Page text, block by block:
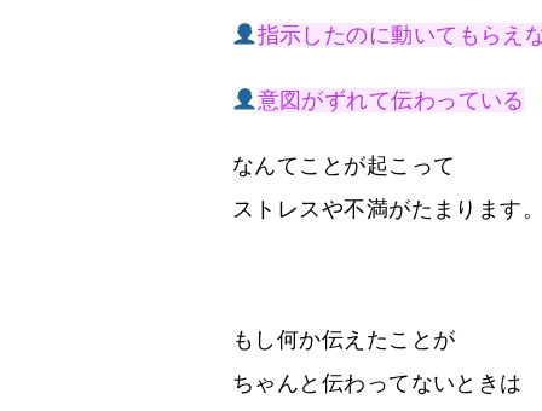
指示したのに動いてもらえ
意図がずれて伝わっている
なんてことが起こって
ストレスや不満がたまります。
もし何か伝えたことが
ちゃんと伝わってないときは